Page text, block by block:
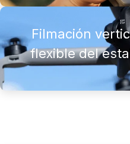
Filmación
flexible del